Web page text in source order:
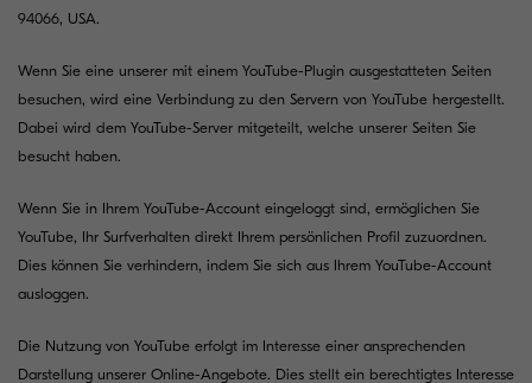
94066, USA.
Wenn Sie eine unserer mit einem YouTube-Plugin ausgestatteten Seiten
besuchen, wird eine Verbindung zu den Servern von YouTube hergestellt.
Dabei wird dem YouTube-Server mitgeteilt, welche unserer Seiten Sie
besucht haben.
Wenn Sie in Ihrem YouTube-Account eingeloggt sind, ermöglichen Sie
YouTube, Ihr Surfverhalten direkt Ihrem persönlichen Profil zuzuordnen.
Dies können Sie verhindern, indem Sie sich aus Ihrem YouTube-Account
ausloggen.
Die Nutzung von YouTube erfolgt im Interesse einer ansprechenden
Darstellung unserer Online-Angebote. Dies stellt ein berechtigtes Interesse